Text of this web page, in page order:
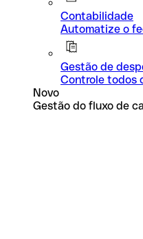
Contabilidade
Automatize o
Gestão de
Controle todos
Novo
Gestão do fluxo de